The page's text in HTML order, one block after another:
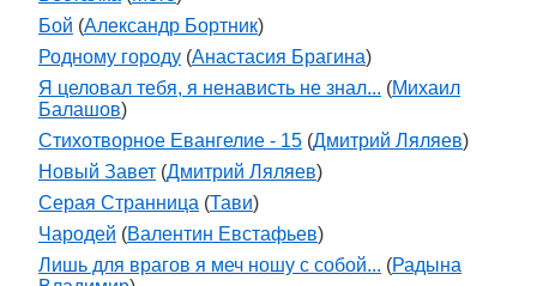
Бой (Александр Бортник)
Родному городу (Анастасия Брагина)
Я целовал тебя, я ненависть не знал... (Михаил
Балашов)
Стихотворное Евангелие - 15 (Дмитрий Ляляев)
Новый Завет (Дмитрий Ляляев)
Серая Странница (Тави)
Чародей (Валентин Евстафьев)
Лишь для врагов я меч ношу с собой... (Радына